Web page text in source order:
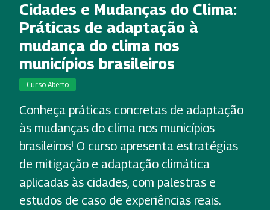
Cidades e Mudanças do Clima:
Práticas de adaptação à
mudança do clima nos
municípios brasileiros
Curso Aberto
Conheça práticas concretas de adaptação
às mudanças do clima nos municípios
brasileiros! O curso apresenta estratégias
de mitigação e adaptação climática
aplicadas às cidades, com palestras e
estudos de caso de experiências reais.